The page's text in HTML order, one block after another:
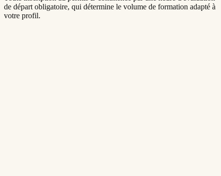
de départ obligatoire, qui détermine le volume de formation adapté à
votre profil.